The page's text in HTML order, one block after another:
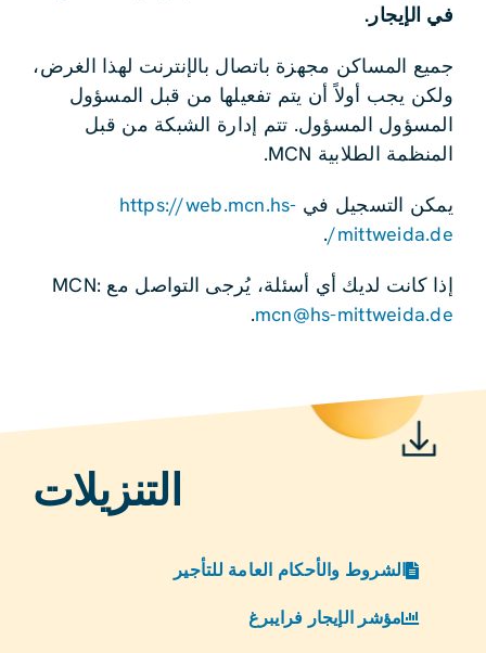
في الإيجار.
جميع المساكن مجهزة باتصال بالإنترنت لهذا الغرض،
ولكن يجب أولاً أن يتم تفعيلها من قبل المسؤول
المسؤول المسؤول. تتم إدارة الشبكة من قبل
المنظمة الطلابية MCN.
يمكن التسجيل في https://web.mcn.hs-
mittweida.de/
.
إذا كانت لديك أي أسئلة، يُرجى التواصل مع MCN:
mcn@hs-mittweida.de
.
التنزيلات
الشروط والأحكام العامة للتأجير
مؤشر الإيجار فرايبرغ